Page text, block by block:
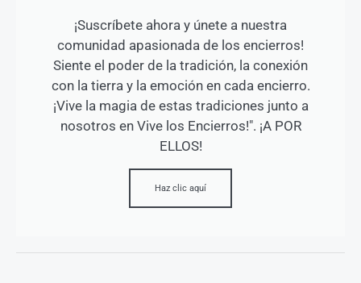
¡Suscríbete ahora y únete a nuestra
comunidad apasionada de los encierros!
Siente el poder de la tradición, la conexión
con la tierra y la emoción en cada encierro.
¡Vive la magia de estas tradiciones junto a
nosotros en Vive los Encierros!". ¡A POR
ELLOS!
Haz clic aquí